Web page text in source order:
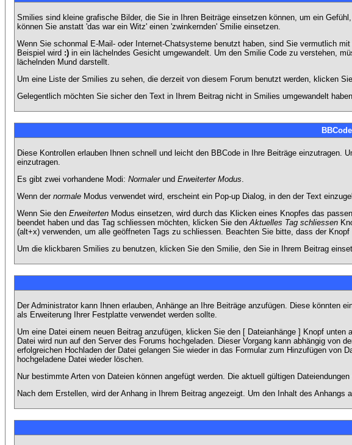
Smilies sind kleine grafische Bilder, die Sie in Ihren Beiträge einsetzen können, um ein
können Sie anstatt 'das war ein Witz' einen 'zwinkernden' Smilie einsetzen.
Wenn Sie schonmal E-Mail- oder Internet-Chatsysteme benutzt haben, sind Sie vermutlich
Beispiel wird :)in ein lächelndes Gesicht umgewandelt. Um den Smilie Code zu verstehen,
lächelnden Mund darstellt.
Um eine Liste der Smilies zu sehen, die derzeit von diesem Forum benutzt werden, klicken Sie
Gelegentlich möchten Sie sicher den Text in Ihrem Beitrag nicht in Smilies umgewandelt
Diese Kontrollen erlauben Ihnen schnell und leicht den BBCode in Ihre Beiträge
einzutragen.
Es gibt zwei vorhandene Modi: Normalerund Erweiterter Modus.
Wenn der normaleModus verwendet wird, erscheint ein Pop-up Dialog, in den der Text
Wenn Sie den ErweitertenModus einsetzen, wird durch das Klicken eines Knopfes das
beendet haben und das Tag schliessen möchten, klicken Sie denAktuelles Tag schliessen
(alt+x) verwenden, um alle geöffneten Tags zu schliessen. Beachten Sie bitte, dass der
Um die klickbaren Smilies zu benutzen, klicken Sie den Smilie, den Sie in Ihrem Beitrag
Der Administrator kann Ihnen erlauben, Anhänge an Ihre Beiträge anzufügen. Diese
als Erweiterung Ihrer Festplatte verwendet werden sollte.
Um eine Datei einem neuen Beitrag anzufügen, klicken Sie den [ Dateianhänge ] Knopf
Datei wird nun auf den Server des Forums hochgeladen. Dieser Vorgang kann abhängig von
erfolgreichen Hochladen der Datei gelangen Sie wieder in das Formular zum Hinzufügen von
hochgeladene Datei wieder löschen.
Nur bestimmte Arten von Dateien können angefügt werden. Die aktuell gültigen
Nach dem Erstellen, wird der Anhang in Ihrem Beitrag angezeigt. Um den Inhalt des